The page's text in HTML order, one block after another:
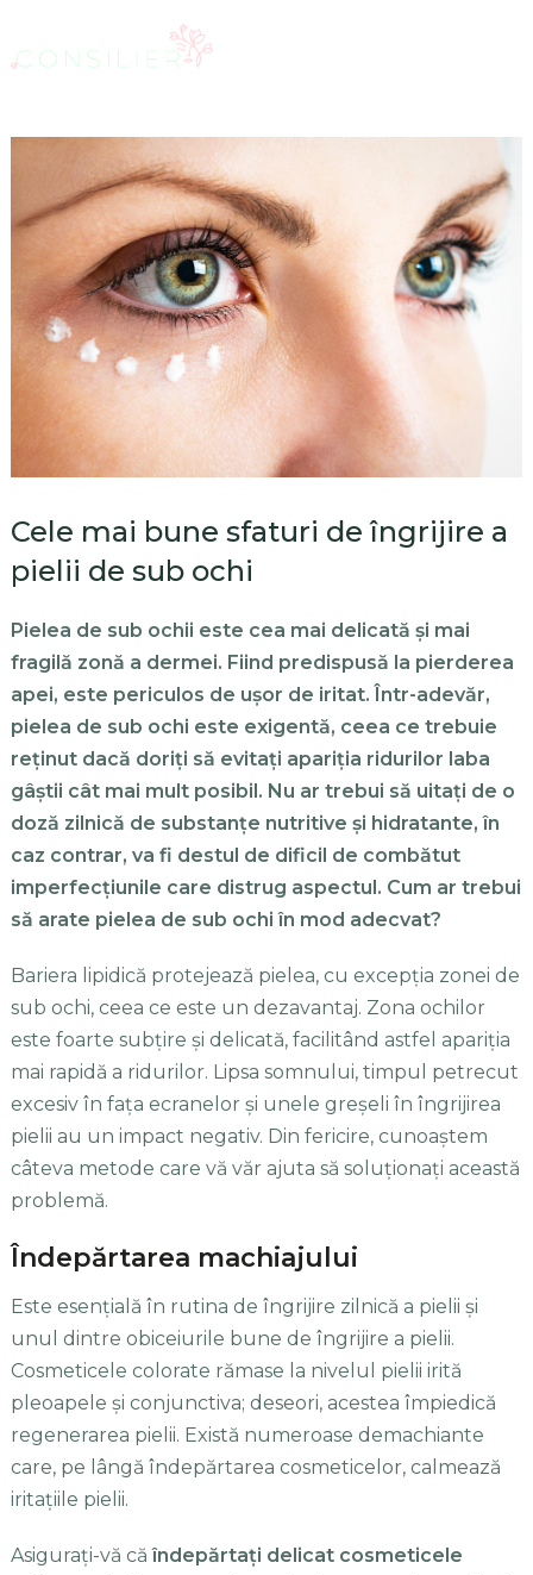
Cele mai bune sfaturi de îngrijire a
pielii de sub ochi
Pielea de sub ochii este cea mai delicată și mai
fragilă zonă a dermei. Fiind predispusă la pierderea
apei, este periculos de ușor de iritat. Într-adevăr,
pielea de sub ochi este exigentă, ceea ce trebuie
reținut dacă doriți să evitați apariția ridurilor laba
gâștii cât mai mult posibil. Nu ar trebui să uitați de o
doză zilnică de substanțe nutritive și hidratante, în
caz contrar, va fi destul de dificil de combătut
imperfecțiunile care distrug aspectul. Cum ar trebui
să arate pielea de sub ochi în mod adecvat?
Bariera lipidică protejează pielea, cu excepția zonei de
sub ochi, ceea ce este un dezavantaj. Zona ochilor
este foarte subțire și delicată, facilitând astfel apariția
mai rapidă a ridurilor. Lipsa somnului, timpul petrecut
excesiv în fața ecranelor și unele greșeli în îngrijirea
pielii au un impact negativ. Din fericire, cunoaștem
câteva metode care vă văr ajuta să soluționați această
problemă.
Îndepărtarea machiajului
Este esențială în rutina de îngrijire zilnică a pielii și
unul dintre obiceiurile bune de îngrijire a pielii.
Cosmeticele colorate rămase la nivelul pielii irită
pleoapele și conjunctiva; deseori, acestea împiedică
regenerarea pielii. Există numeroase demachiante
care, pe lângă îndepărtarea cosmeticelor, calmează
iritațiile pielii.
Asigurați-vă căîndepărtați delicat cosmeticele